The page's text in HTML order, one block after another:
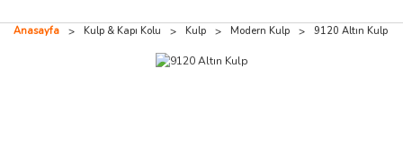
Anasayfa Kulp & Kapı Kolu Kulp Modern Kulp 9120 Altın Kulp